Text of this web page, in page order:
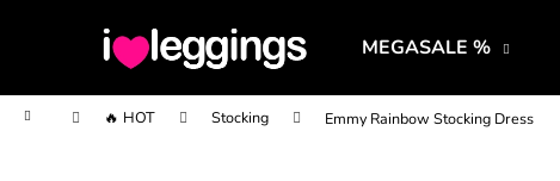
MEGASALE %
Domov 🔥 HOT Stocking Emmy Rainbow Stocking Dress
í
Späť
do
obchodu
Späť
do
obchodu